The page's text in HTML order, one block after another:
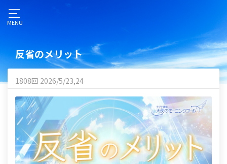
MENU
反省のメリット
1808回 2026/5/23,24